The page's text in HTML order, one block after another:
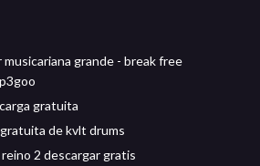
musicariana grande - break free
gratuita
de kvlt drums
2 descargar gratis